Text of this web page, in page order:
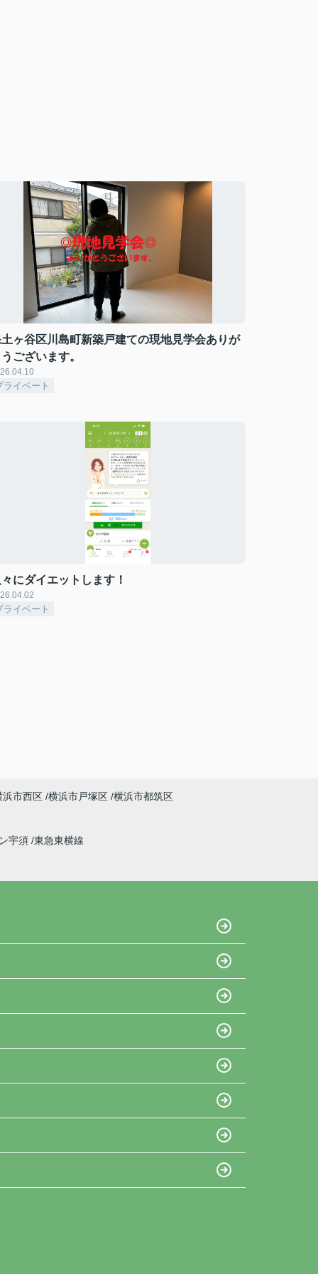
ヶ谷区川島町新築戸建ての現地見学会ありが
ございます。
ライベート
にダイエットします！
ライベート
浜市西区 横浜市戸塚区 横浜市都筑区
宇須 東急東横線